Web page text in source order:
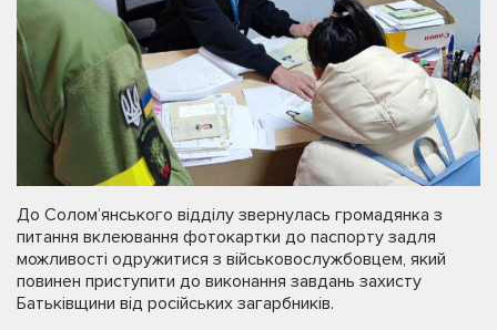
До Солом’янського відділу звернулась громадянка з
питання вклеювання фотокартки до паспорту задля
можливості одружитися з військовослужбовцем, який
повинен приступити до виконання завдань захисту
Батьківщини від російських загарбників.